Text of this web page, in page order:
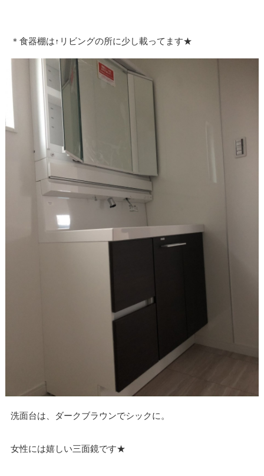
＊食器棚は↑リビングの所に少し載ってます★
洗面台は、ダークブラウンでシックに。
女性には嬉しい三面鏡です★